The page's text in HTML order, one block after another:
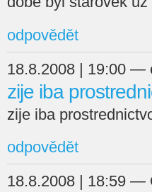
odpovědět
18.8.2008 | 19:00 —
zije iba
zije iba
odpovědět
18.8.2008 | 18:59 —